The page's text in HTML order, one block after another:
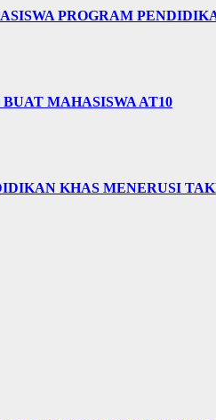
PROGRAM
MAHASISWA AT10
KHAS MENERUSI